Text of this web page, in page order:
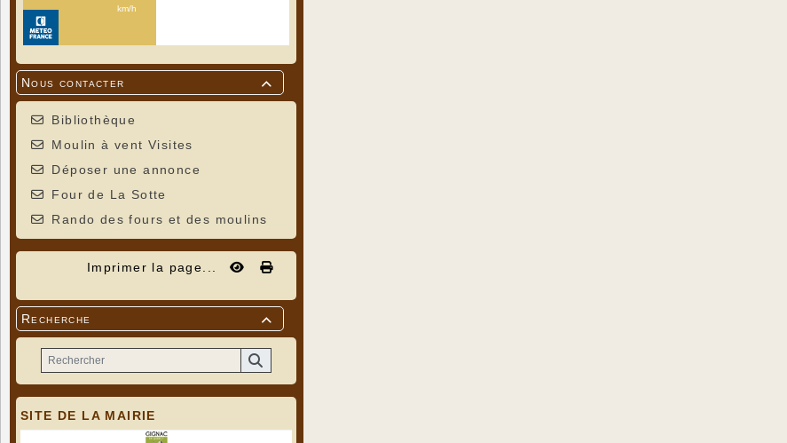

Nous contacter
Bibliothèque
Moulin à vent Visites
Déposer une annonce
Four de La Sotte
Rando des fours et des moulins
Imprimer la page...

Recherche
SITE DE LA MAIRIE